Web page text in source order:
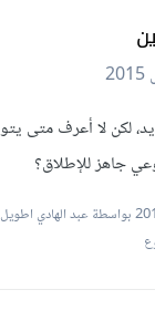
لكن لا أعرف متى
جاهز للإطلاق؟
بواسطة عبد الهادي اطويل